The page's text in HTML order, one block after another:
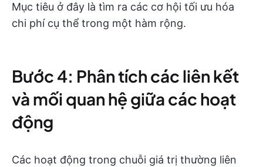
Mục tiêu ở đây là tìm ra các cơ hội tối ưu hóa
chi phí cụ thể trong một hàm rộng.
Bước 4: Phân tích các liên kết
và mối quan hệ giữa các hoạt
động
Các hoạt động trong chuỗi giá trị thường liên